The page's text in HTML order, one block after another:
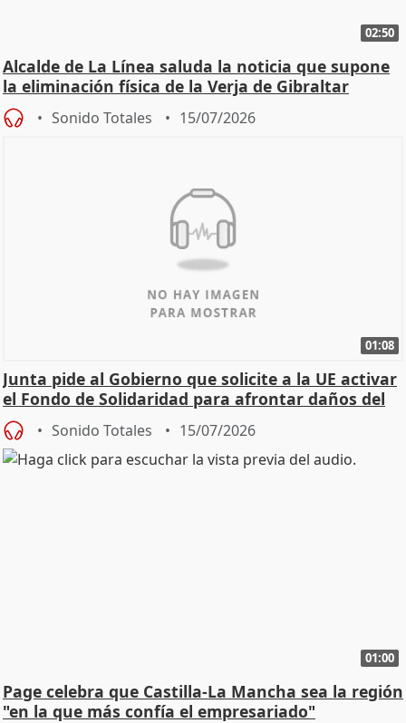
02:50
Alcalde de La Línea saluda la noticia que supone
la eliminación física de la Verja de Gibraltar
Sonido Totales 15/07/2026
01:08
Junta pide al Gobierno que solicite a la UE activar
el Fondo de Solidaridad para afrontar daños del
Sonido Totales 15/07/2026
01:00
Page celebra que Castilla-La Mancha sea la región
"en la que más confía el empresariado"